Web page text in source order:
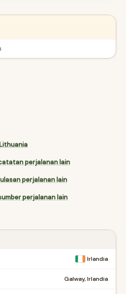
perjalanan lain
perjalanan lain
perjalanan lain
Irlandia
Galway, Irlandia